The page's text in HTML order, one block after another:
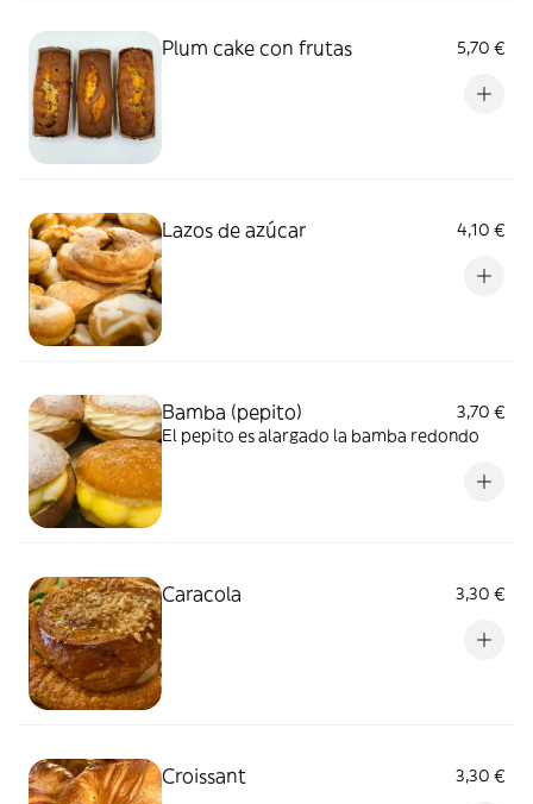
Plum cake con frutas 5,70 €
Lazos de azúcar 4,10 €
Bamba (pepito)
3,70 €
El pepito es alargado la bamba redondo
Caracola 3,30 €
Croissant 3,30 €